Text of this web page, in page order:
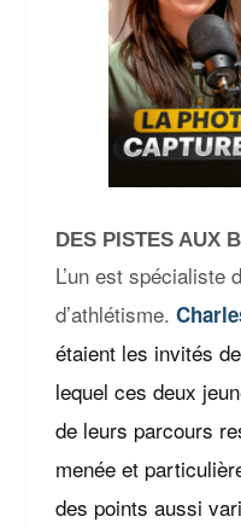
DES PISTES AUX
L’un est spécialiste
d’athlétisme.
étaient les invités de
lequel ces deux
de leurs parcours
menée et
des points aussi